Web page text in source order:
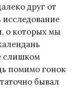
друг от
исследование
о которых мы
слишком
помимо гонок
бывал